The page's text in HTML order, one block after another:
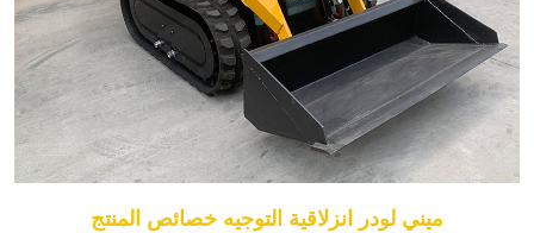
ميني لودر انزلاقية التوجيه خصائص المنتج